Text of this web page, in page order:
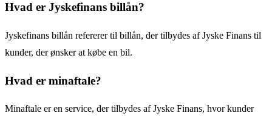
Hvad er Jyskefinans billån?
Jyskefinans billån refererer til billån, der tilbydes af Jyske Finans til
kunder, der ønsker at købe en bil.
Hvad er minaftale?
Minaftale er en service, der tilbydes af Jyske Finans, hvor kunder